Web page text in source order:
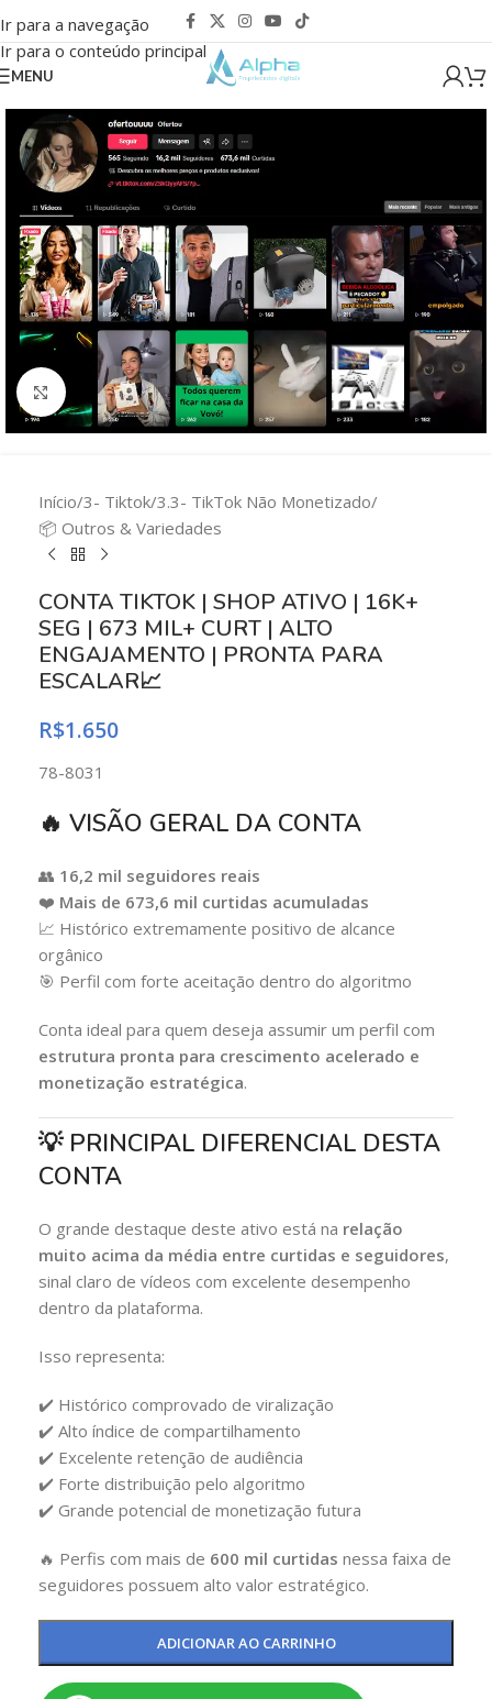
Ir para a navegação
Ir para o conteúdo principal
MENU
Clique para ampliar
Início/3- Tiktok/3.3- TikTok Não Monetizado/
📦 Outros & Variedades
CONTA TIKTOK | SHOP ATIVO | 16K+
SEG | 673 MIL+ CURT | ALTO
ENGAJAMENTO | PRONTA PARA
ESCALAR📈
R$1.650
78-8031
🔥 VISÃO GERAL DA CONTA
👥 16,2 mil seguidores reais
❤️ Mais de 673,6 mil curtidas acumuladas
📈 Histórico extremamente positivo de alcance
orgânico
🎯 Perfil com forte aceitação dentro do algoritmo
Conta ideal para quem deseja assumir um perfil com
estrutura pronta para crescimento acelerado e
monetização estratégica.
💡 PRINCIPAL DIFERENCIAL DESTA
CONTA
O grande destaque deste ativo está na relação
muito acima da média entre curtidas e seguidores,
sinal claro de vídeos com excelente desempenho
dentro da plataforma.
Isso representa:
✔️ Histórico comprovado de viralização
✔️ Alto índice de compartilhamento
✔️ Excelente retenção de audiência
✔️ Forte distribuição pelo algoritmo
✔️ Grande potencial de monetização futura
🔥 Perfis com mais de 600 mil curtidas nessa faixa de
seguidores possuem alto valor estratégico.
ADICIONAR AO CARRINHO